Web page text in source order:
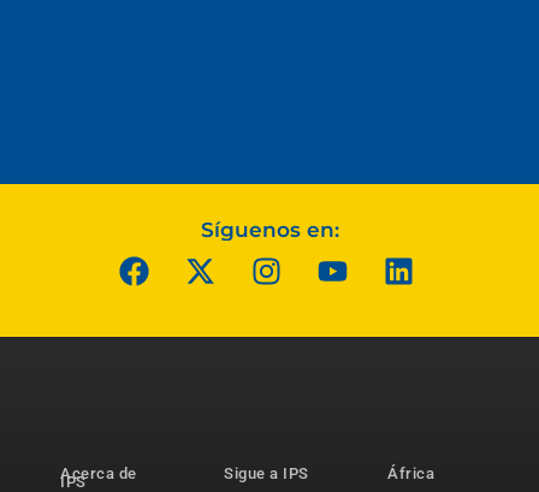
Síguenos en:
Acerca de
IPS
Sigue a IPS
África